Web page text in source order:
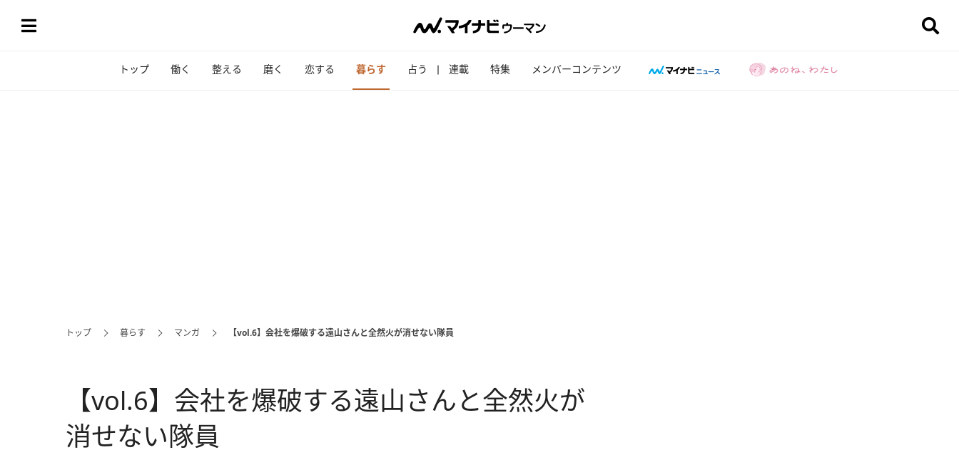
トップ 働く 整える 磨く 恋する 暮らす 占う 連載 特集 メンバーコンテンツ
トップ 暮らす マンガ 【vol.6】会社を爆破する遠山さんと全然火が消せない隊員
【vol.6】会社を爆破する遠山さんと全然火が
消せない隊員